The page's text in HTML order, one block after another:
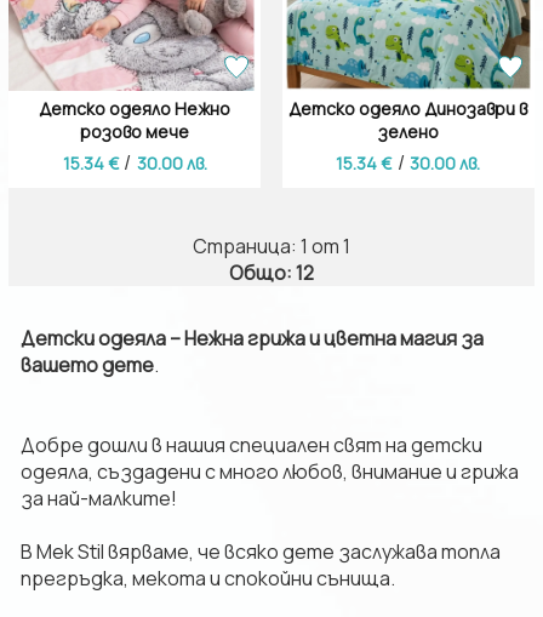
Детско одеяло Нежно
розово мече
15.34 € / 30.00 лв.
Детско одеяло Динозаври в
зелено
15.34 € / 30.00 лв.
Страница: 1 от 1
Общо: 12
Детски одеяла – Нежна грижа и цветна магия за
вашето дете.
​Добре дошли в нашия специален свят на детски
одеяла, създадени с много любов, внимание и грижа
за най-малките!
В Mek Stil вярваме, че всяко дете заслужава топла
прегръдка, мекота и спокойни сънища.